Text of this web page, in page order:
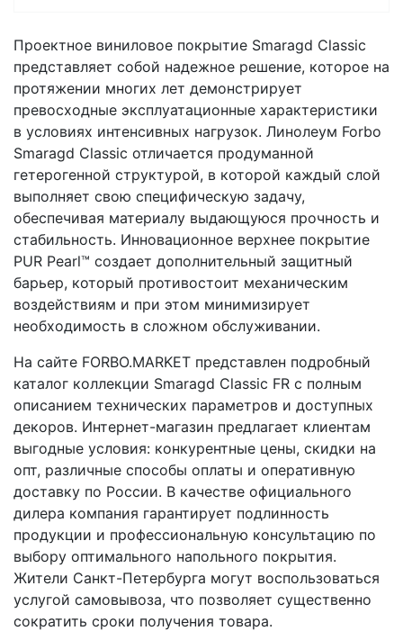
Проектное виниловое покрытие Smaragd Classic
представляет собой надежное решение, которое на
протяжении многих лет демонстрирует
превосходные эксплуатационные характеристики
в условиях интенсивных нагрузок. Линолеум Forbo
Smaragd Classic отличается продуманной
гетерогенной структурой, в которой каждый слой
выполняет свою специфическую задачу,
обеспечивая материалу выдающуюся прочность и
стабильность. Инновационное верхнее покрытие
PUR Pearl™ создает дополнительный защитный
барьер, который противостоит механическим
воздействиям и при этом минимизирует
необходимость в сложном обслуживании.
На сайте FORBO.MARKET представлен подробный
каталог коллекции Smaragd Classic FR с полным
описанием технических параметров и доступных
декоров. Интернет-магазин предлагает клиентам
выгодные условия: конкурентные цены, скидки на
опт, различные способы оплаты и оперативную
доставку по России. В качестве официального
дилера компания гарантирует подлинность
продукции и профессиональную консультацию по
выбору оптимального напольного покрытия.
Жители Санкт-Петербурга могут воспользоваться
услугой самовывоза, что позволяет существенно
сократить сроки получения товара.